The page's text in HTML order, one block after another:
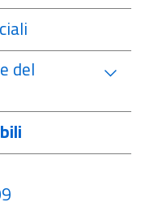
del